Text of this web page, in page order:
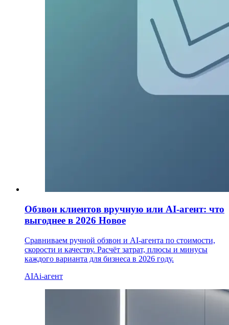
Обзвон клиентов вручную или AI-агент: что
выгоднее в 2026 Новое
Сравниваем ручной обзвон и AI-агента по стоимости,
скорости и качеству. Расчёт затрат, плюсы и минусы
каждого варианта для бизнеса в 2026 году.
AIAi-агент